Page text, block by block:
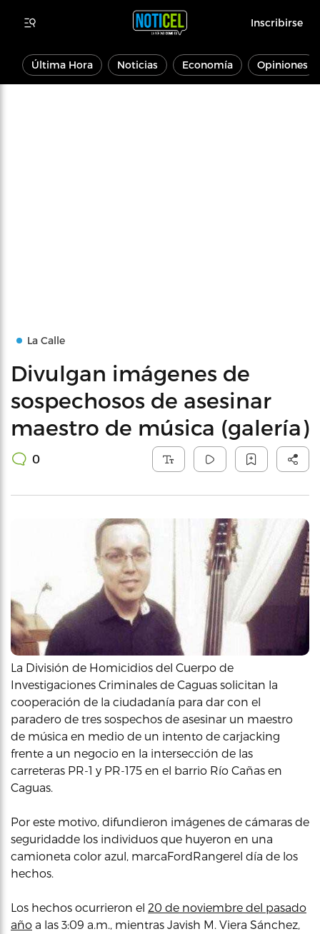
Inscribirse
Última Hora Noticias Economía Opiniones
La Calle
Divulgan imágenes de
sospechosos de asesinar
maestro de música (galería)
0
La División de Homicidios del Cuerpo de
Investigaciones Criminales de Caguas solicitan la
cooperación de la ciudadanía para dar con el
paradero de tres sospechos de asesinar un maestro
de música en medio de un intento de carjacking
frente a un negocio en la intersección de las
carreteras PR-1 y PR-175 en el barrio Río Cañas en
Caguas.
Por este motivo, difundieron imágenes de cámaras de
seguridadde los individuos que huyeron en una
camioneta color azul, marcaFordRangerel día de los
hechos.
Los hechos ocurrieron el 20 de noviembre del pasado
año a las 3:09 a.m., mientras Javish M. Viera Sánchez,